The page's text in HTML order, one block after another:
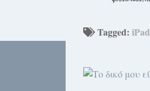
Tagged: iPad